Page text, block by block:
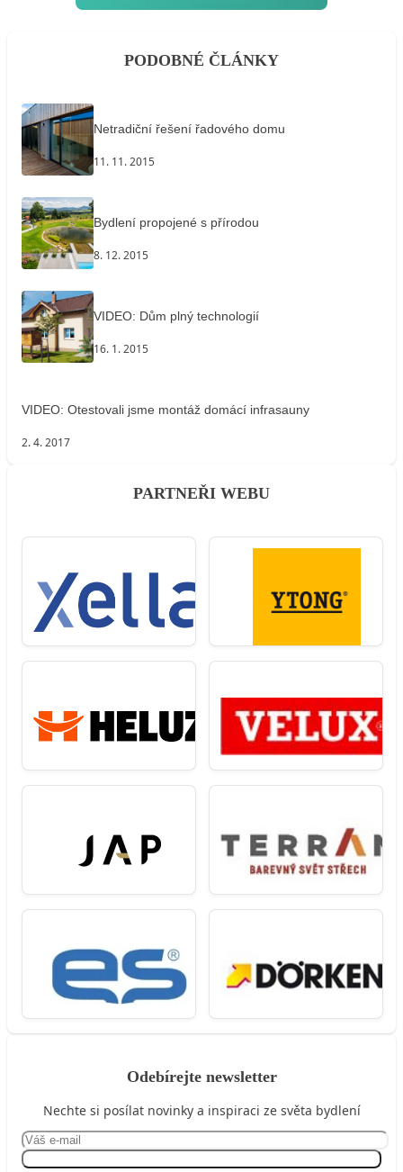
PODOBNÉ ČLÁNKY
Netradiční řešení řadového domu
11. 11. 2015
Bydlení propojené s přírodou
8. 12. 2015
VIDEO: Dům plný technologií
16. 1. 2015
VIDEO: Otestovali jsme montáž domácí infrasauny
2. 4. 2017
PARTNEŘI WEBU
Odebírejte newsletter
Nechte si posílat novinky a inspiraci ze světa bydlení